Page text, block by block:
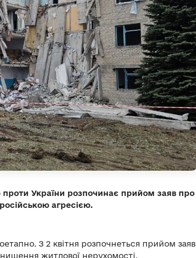
проти України розпочинає прийом заяв про
агресією.
З 2 квітня розпочнеться прийом заяв
житлової нерухомості.